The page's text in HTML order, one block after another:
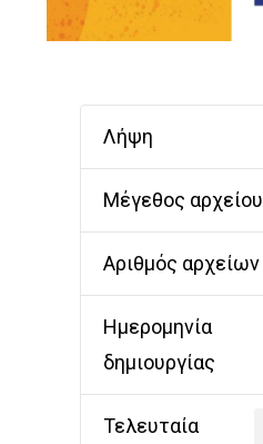
Λήψη
Μέγεθος αρχείου
Αριθμός αρχείων
Ημερομηνία
δημιουργίας
Τελευταία